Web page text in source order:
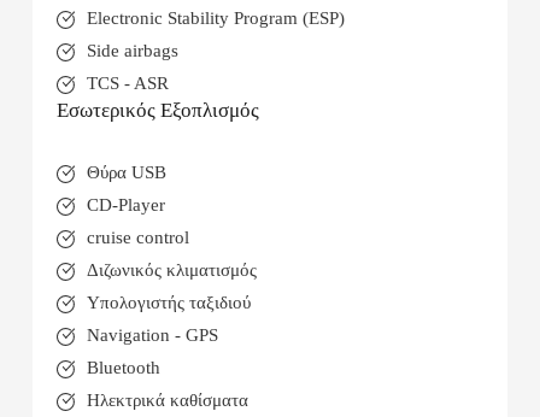
Electronic Stability Program (ESP)
Side airbags
TCS - ASR
Εσωτερικός Εξοπλισμός
Θύρα USB
CD-Player
cruise control
Διζωνικός κλιματισμός
Υπολογιστής ταξιδιού
Navigation - GPS
Bluetooth
Ηλεκτρικά καθίσματα